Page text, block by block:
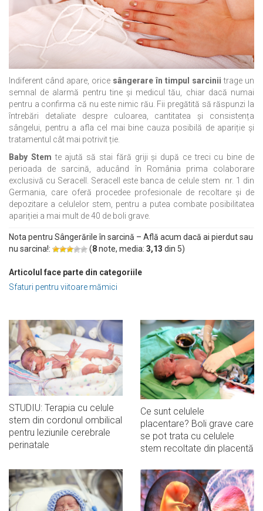
Indiferent când apare, orice sângerare în timpul sarcinii trage un
semnal de alarmă pentru tine și medicul tău, chiar dacă numai
pentru a confirma că nu este nimic rău. Fii pregătită să răspunzi la
întrebări detaliate despre culoarea, cantitatea și consistența
sângelui, pentru a afla cel mai bine cauza posibilă de apariție și
tratamentul cât mai potrivit ție.
Baby Stem te ajută să stai fără griji și după ce treci cu bine de
perioada de sarcină, aducând în România prima colaborare
exclusivă cu Seracell. Seracell este banca de celule stem nr. 1 din
Germania, care oferă procedee profesionale de recoltare și de
depozitare a celulelor stem, pentru a putea combate posibilitatea
apariției a mai mult de 40 de boli grave.
Nota pentru Sângerările în sarcină – Află acum dacă ai pierdut sau
nu sarcina!:
(8note, media: 3,13 din 5)
Articolul face parte din categoriile
Sfaturi pentru viitoare mămici
STUDIU: Terapia cu celule
stem din cordonul ombilical
pentru leziunile cerebrale
perinatale
Ce sunt celulele
placentare? Boli grave care
se pot trata cu celulele
stem recoltate din placentă